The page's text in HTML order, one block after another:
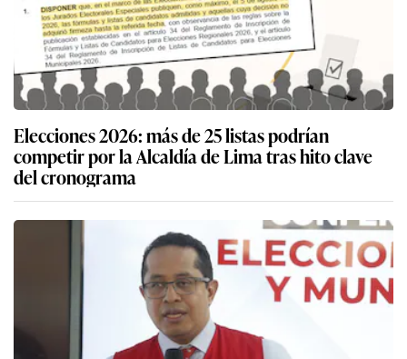
Elecciones 2026: más de 25 listas podrían
competir por la Alcaldía de Lima tras hito clave
del cronograma